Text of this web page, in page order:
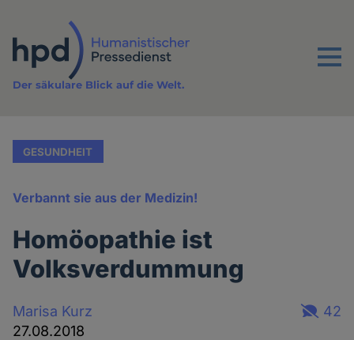
Inhalt
Menu
Der säkulare Blick auf die Welt.
GESUNDHEIT
Verbannt sie aus der Medizin!
Homöopathie ist
Volksverdummung
Marisa Kurz
27.08.2018
42